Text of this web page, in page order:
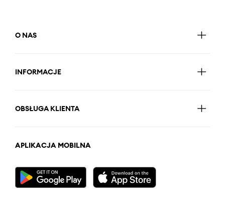
O NAS
INFORMACJE
OBSŁUGA KLIENTA
APLIKACJA MOBILNA